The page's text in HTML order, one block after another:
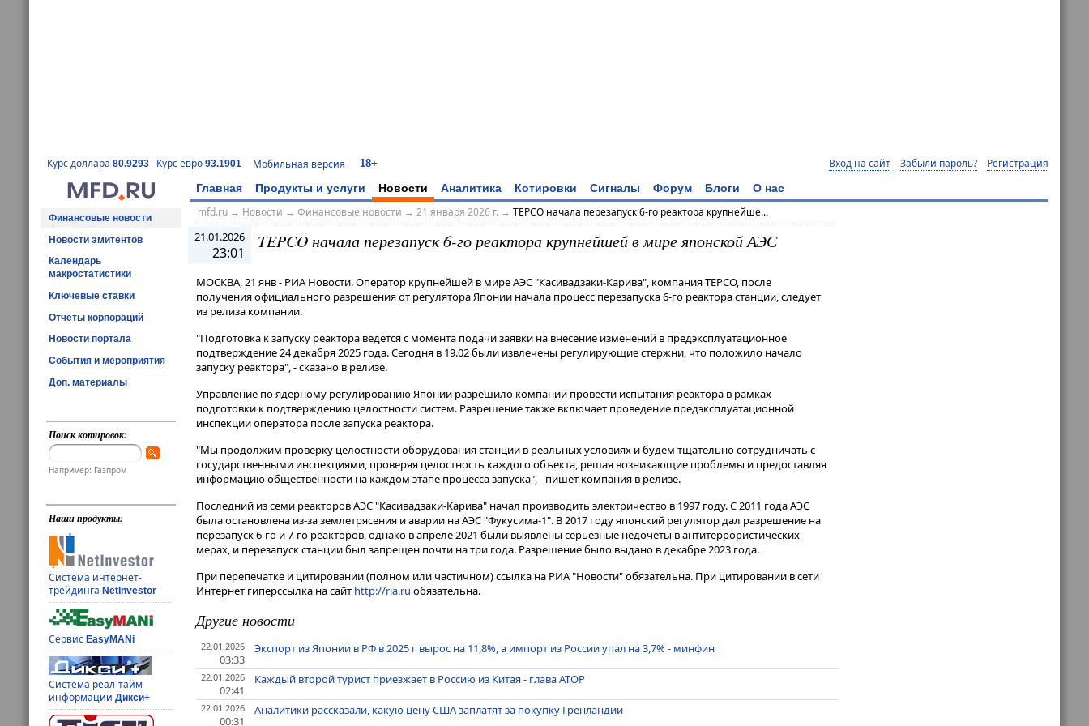
Курс доллара 80.9293 Курс евро 93.1901 Мобильная версия 18+ Вход на сайт Забыли пароль? Регистрация
Главная Продукты и услуги Новости Аналитика Котировки Сигналы Форум Блоги О нас
Финансовые новости
Новости эмитентов
Календарь
макростатистики
Ключевые ставки
Отчёты корпораций
Новости портала
События и мероприятия
Доп. материалы
Поиск котировок:
Например: Газпром
Наши продукты:
Система интернет-
трейдингаNetInvestor
СервисEasyMANi
Система реал-тайм
информацииДикси+
mfd.ru→ Новости → Финансовые новости → 21 января 2026 г. → TEPCO начала перезапуск 6-го реактора крупнейше...
21.01.2026
23:01
TEPCO начала перезапуск 6-го реактора крупнейшей в мире японской АЭС
МОСКВА, 21 янв - РИА Новости. Оператор крупнейшей в мире АЭС "Касивадзаки-Карива", компания TEPCO, после
получения официального разрешения от регулятора Японии начала процесс перезапуска 6-го реактора станции, следует
из релиза компании.
"Подготовка к запуску реактора ведется с момента подачи заявки на внесение изменений в предэксплуатационное
подтверждение 24 декабря 2025 года​​​. Сегодня в 19.02 были извлечены регулирующие стержни, что положило начало
запуску реактора", - сказано в релизе.
Управление по ядерному регулированию Японии разрешило компании провести испытания реактора в рамках
подготовки к подтверждению целостности систем. Разрешение также включает проведение предэксплуатационной
инспекции оператора после запуска реактора.
"Мы продолжим проверку целостности оборудования станции в реальных условиях и будем тщательно сотрудничать с
государственными инспекциями, проверяя целостность каждого объекта, решая возникающие проблемы и предоставляя
информацию общественности на каждом этапе процесса запуска", - пишет компания в релизе.
Последний из семи реакторов АЭС "Касивадзаки-Карива" начал производить электричество в 1997 году. С 2011 года АЭС
была остановлена из-за землетрясения и аварии на АЭС "Фукусима-1". В 2017 году японский регулятор дал разрешение на
перезапуск 6-го и 7-го реакторов, однако в апреле 2021 были выявлены серьезные недочеты в антитеррористических
мерах, и перезапуск станции был запрещен почти на три года. Разрешение было выдано в декабре 2023 года.
При перепечатке и цитировании (полном или частичном) ссылка на РИА "Новости" обязательна. При цитировании в сети
Интернет гиперссылка на сайт http://ria.ru обязательна.
Другие новости
22.01.2026
03:33
Экспорт из Японии в РФ в 2025 г вырос на 11,8%, а импорт из России упал на 3,7% - минфин
22.01.2026
02:41
Каждый второй турист приезжает в Россию из Китая - глава АТОР
22.01.2026
00:31
Аналитики рассказали, какую цену США заплатят за покупку Гренландии